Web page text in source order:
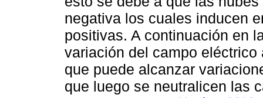
negativa los cuales inducen
positivas. A continuación en
variación del campo
que puede alcanzar
que luego se neutralicen las